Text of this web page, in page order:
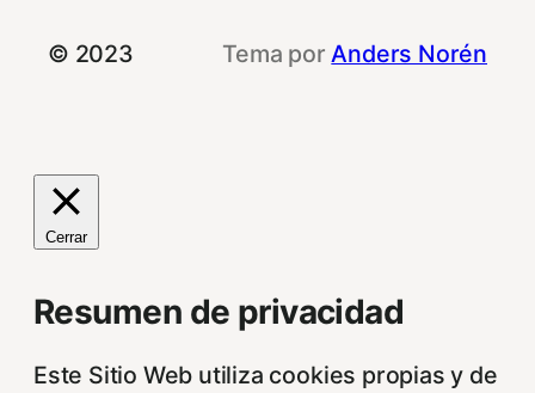
© 2023 Tema por Anders Norén
Cerrar
Resumen de privacidad
Este Sitio Web utiliza cookies propias y de